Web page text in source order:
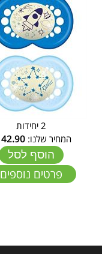
2 יחידות
המחיר שלנו:42.90
הוסף לסל
פרטים נוספים